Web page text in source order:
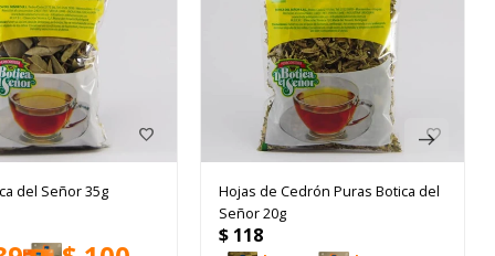
del Señor 35g
Hojas de Cedrón Puras Botica del
Señor 20g
$ 118